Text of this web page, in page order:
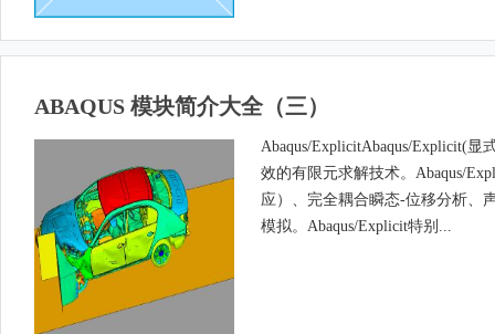
ABAQUS 模块简介大全（三）
Abaqus/ExplicitAbaqus/Explicit(
效的有限元求解技术。Abaqus/
应）、完全耦合瞬态-位移分析、
模拟。Abaqus/Explicit特别...